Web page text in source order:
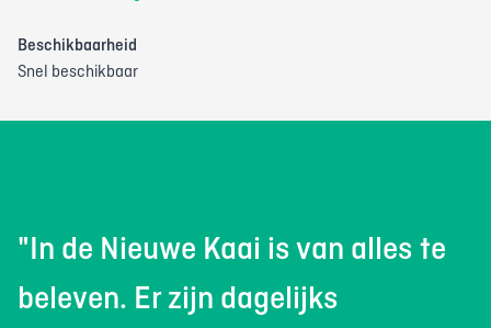
Beschikbaarheid
Snel beschikbaar
"In de Nieuwe Kaai is van alles te
beleven. Er zijn dagelijks